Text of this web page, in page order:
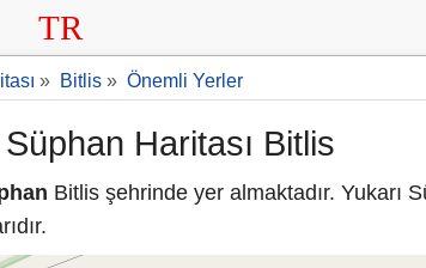
TR
» Bitlis » Önemli Yerler
Süphan Haritası Bitlis
Bitlis şehrinde yer almaktadır. Yukarı